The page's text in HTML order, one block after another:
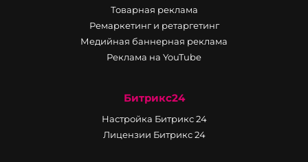
Товарная реклама
Ремаркетинг и ретаргетинг
Медийная баннерная реклама
Реклама на YouTube
Битрикс24
Настройка Битрикс 24
Лицензии Битрикс 24